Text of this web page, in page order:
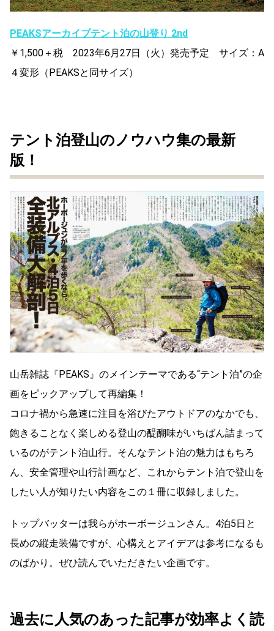
PEAKSアーカイブテント泊の山登り 2nd
￥1,500＋税 2023年6月27日（火）発売予定 サイズ：A
４変形（PEAKSと同サイズ）
テント泊登⼭のノウハウ集の最新
版！
⼭岳雑誌『PEAKS』のメインテーマである“テント泊”の企
画をピックアップして再編集！
コロナ禍から急速に注⽬を浴びたアウトドアのなかでも、
飽きることなく楽しめる登⼭の醍醐味がいちばん詰まって
いるのがテント泊⼭⾏。そんなテント泊の魅⼒はもちろ
ん、安全管理や⼭⾏計画など、これからテント泊で登⼭を
したい⼈が知りたい内容をこの１冊に収録しました。
トップバッターは我らがホーボージュンさん。4泊5日と
長めの縦走装備ですが、心構えとアイデアは参考になるも
のばかり。ぜひ読んでいただきたい企画です。
過去に人気のあった記事が効率よく読